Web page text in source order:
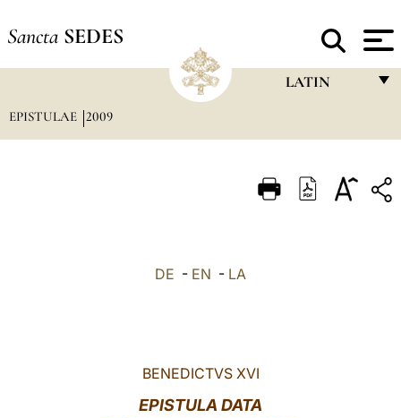
Sancta SEDES
LATIN
ITALIANO
EPISTULAE 2009
DE - EN - LA
BENEDICTVS XVI
EPISTULA DATA